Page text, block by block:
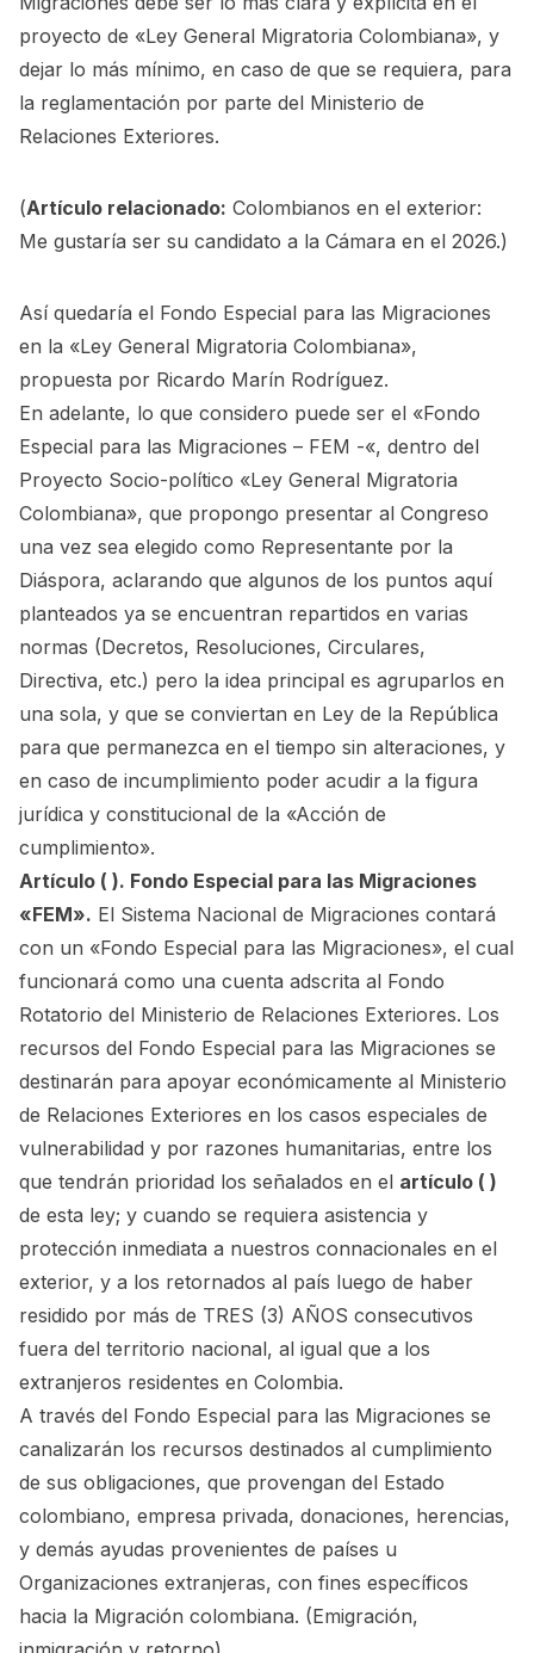
proyecto de «Ley General Migratoria Colombiana», y
dejar lo más mínimo, en caso de que se requiera, para
la reglamentación por parte del Ministerio de
Relaciones Exteriores.
(Artículo relacionado: Colombianos en el exterior:
Me gustaría ser su candidato a la Cámara en el 2026.)
Así quedaría el Fondo Especial para las Migraciones
en la «Ley General Migratoria Colombiana»,
propuesta por Ricardo Marín Rodríguez.
En adelante, lo que considero puede ser el «Fondo
Especial para las Migraciones – FEM -«, dentro del
Proyecto Socio-político «Ley General Migratoria
Colombiana», que propongo presentar al Congreso
una vez sea elegido como Representante por la
Diáspora, aclarando que algunos de los puntos aquí
planteados ya se encuentran repartidos en varias
normas (Decretos, Resoluciones, Circulares,
Directiva, etc.) pero la idea principal es agruparlos en
una sola, y que se conviertan en Ley de la República
para que permanezca en el tiempo sin alteraciones, y
en caso de incumplimiento poder acudir a la figura
jurídica y constitucional de la «Acción de
cumplimiento».
Artículo ( ). Fondo Especial para las Migraciones
«FEM». El Sistema Nacional de Migraciones contará
con un «Fondo Especial para las Migraciones», el cual
funcionará como una cuenta adscrita al Fondo
Rotatorio del Ministerio de Relaciones Exteriores. Los
recursos del Fondo Especial para las Migraciones se
destinarán para apoyar económicamente al Ministerio
de Relaciones Exteriores en los casos especiales de
vulnerabilidad y por razones humanitarias, entre los
que tendrán prioridad los señalados en el artículo ( )
de esta ley; y cuando se requiera asistencia y
protección inmediata a nuestros connacionales en el
exterior, y a los retornados al país luego de haber
residido por más de TRES (3) AÑOS consecutivos
fuera del territorio nacional, al igual que a los
extranjeros residentes en Colombia.
A través del Fondo Especial para las Migraciones se
canalizarán los recursos destinados al cumplimiento
de sus obligaciones, que provengan del Estado
colombiano, empresa privada, donaciones, herencias,
y demás ayudas provenientes de países u
Organizaciones extranjeras, con fines específicos
hacia la Migración colombiana. (Emigración,